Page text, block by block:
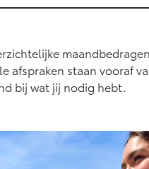
Vanaf € 55.950,-
afspraken staan vooraf
bij wat jij nodig hebt.